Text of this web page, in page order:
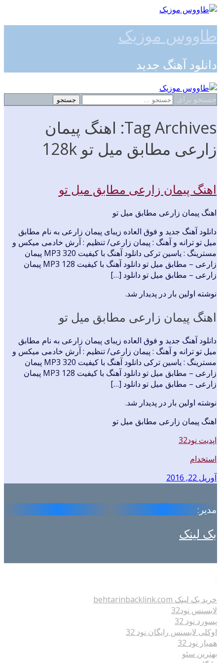
طاووس موزیک
دانلود آهنگ جدید
جستجو برای:
Tag Archives: اهنگ پیمان
زارعی مطابق میل تو 128k
اهنگ پیمان زارعی مطابق میل تو
اهنگ پیمان زارعی مطابق میل تو
دانلود آهنگ جدید و فوق العاده زیبای پیمان زارعی به نام مطابق
میل تو ترانه و آهنگ : پیمان زارعی/ تنظیم : آرش خادمی میکس و
مسترینگ : یاسین ترکی دانلود آهنگ با کیفیت MP3 320 پیمان
زارعی – مطابق میل تو دانلود آهنگ با کیفیت MP3 128 پیمان
زارعی – مطابق میل تو دانلود […]
نوشته اولین بار در پدیدار شد.
اهنگ پیمان زارعی مطابق میل تو
دانلود آهنگ جدید و فوق العاده زیبای پیمان زارعی به نام مطابق
میل تو ترانه و آهنگ : پیمان زارعی/ تنظیم : آرش خادمی میکس و
مسترینگ : یاسین ترکی دانلود آهنگ با کیفیت MP3 320 پیمان
زارعی – مطابق میل تو دانلود آهنگ با کیفیت MP3 128 پیمان
زارعی – مطابق میل تو دانلود […]
نوشته اولین بار در پدیدار شد.
اهنگ پیمان زارعی مطابق میل تو
اپدیت نود32
استخدام
آوریل 22, 2016
مدیر:
بک لینک
.
خرید بک لینک behtarinbacklink.com
لایسنس نود32
پسورد نود 32
اوکلی لایسنس رایگان نود 32
همیار نود 32
بهترین سئو